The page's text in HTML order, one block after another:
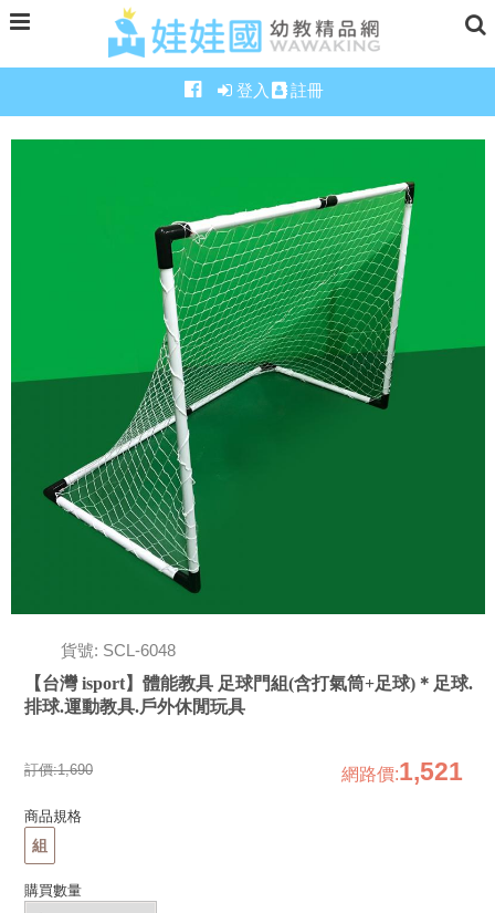
登入 註冊
貨號: SCL-6048
【台灣 isport】體能教具 足球門組(含打氣筒+足球)＊足球.
排球.運動教具.戶外休閒玩具
訂價:1,690 網路價:1,521
商品規格
組
購買數量